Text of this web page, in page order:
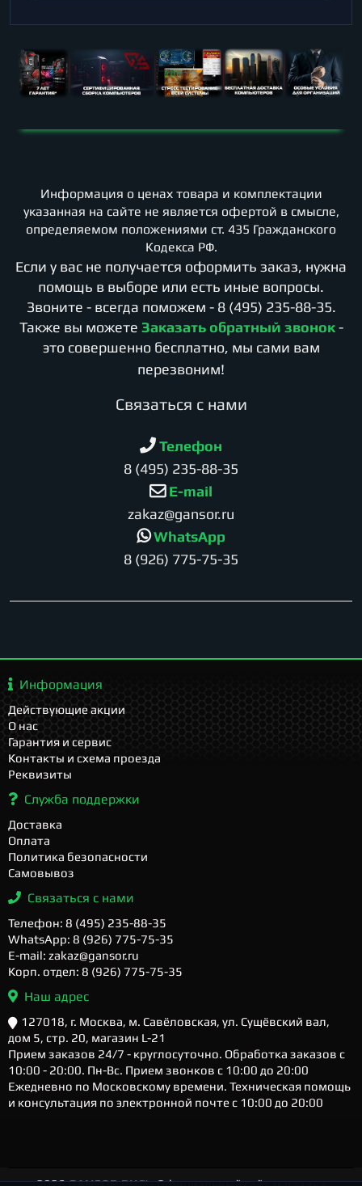
Информация о ценах товара и комплектации
указанная на сайте не является офертой в смысле,
определяемом положениями ст. 435 Гражданского
Кодекса РФ.
Если у вас не получается оформить заказ, нужна
помощь в выборе или есть иные вопросы.
Звоните - всегда поможем - 8 (495) 235-88-35.
Также вы можете Заказать обратный звонок -
это совершенно бесплатно, мы сами вам
перезвоним!
Cвязаться с нами
Телефон
8 (495) 235-88-35
E-mail
zakaz@gansor.ru
WhatsApp
8 (926) 775-75-35
Информация
Действующие акции
О нас
Гарантия и сервис
Контакты и схема проезда
Реквизиты
Служба поддержки
Доставка
Оплата
Политика безопасности
Самовывоз
Связаться с нами
Телефон: 8 (495) 235-88-35
WhatsApp: 8 (926) 775-75-35
E-mail: zakaz@gansor.ru
Корп. отдел: 8 (926) 775-75-35
Наш адрес
127018, г. Москва, м. Савёловская, ул. Сущёвский вал,
дом 5, стр. 20, магазин L-21
Прием заказов 24/7 - круглосуточно. Обработка заказов с
10:00 - 20:00. Пн-Вс. Прием звонков с 10:00 до 20:00
Ежедневно по Московскому времени. Техническая помощь
и консультация по электронной почте с 10:00 до 20:00